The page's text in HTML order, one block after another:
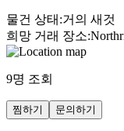
물건 상태 :거의 새것
희망 거래 장소:
9명 조회
찜하기 문의하기